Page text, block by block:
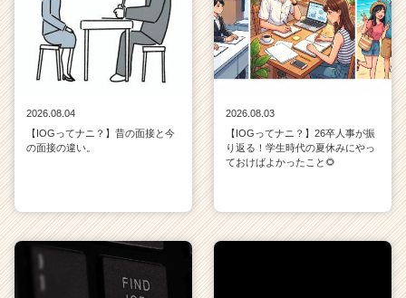
2026.08.04
【IOGってナニ？】昔の面接と今
の面接の違い。
2026.08.03
【IOGってナニ？】26卒人事が振
り返る！学生時代の夏休みにやっ
ておけばよかったこと🌻